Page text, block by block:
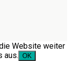
Website weiter
aus. OK